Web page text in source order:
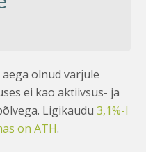
olnud varjule
ei kao aktiivsus- ja
Ligikaudu3,1%-l
on ATH.